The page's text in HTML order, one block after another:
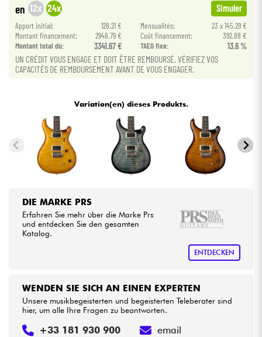
Kabel & Zubehöre
HiFi
Sehen Sie sich unsere Marken an
en 12x 24x Simuler
Apport initial: 128.21 € Mensualités:
23 x 145.29 €
Montant financement:
2948.79 € Coût financement:
392.88 €
Montant total dù:
3341.67 € TAEG fixe: 13.6 %
UN CRÉDIT VOUS ENGAGE ET DOIT ÊTRE REMBOURSÉ. VÉRIFIEZ VOS
CAPACITÉS DE REMBOURSEMENT AVANT DE VOUS ENGAGER.
Variation(en) dieses Produkts.
DIE MARKE PRS
Erfahren Sie mehr über die Marke Prs
und entdecken Sie den gesamten
Katalog.
ENTDECKEN
WENDEN SIE SICH AN EINEN EXPERTEN
Unsere musikbegeisterten und begeisterten Teleberater sind
hier, um alle Ihre Fragen zu beantworten.
+33 181 930 900 email